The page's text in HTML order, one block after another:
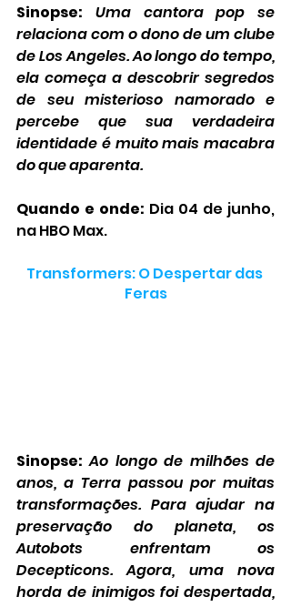
Sinopse:
Uma cantora pop se
relaciona com o dono de um clube
de Los Angeles. Ao longo do tempo,
ela começa a descobrir segredos
de seu misterioso namorado e
percebe que sua verdadeira
identidade é muito mais macabra
do que aparenta.
Quando e onde: Dia 04 de junho,
na HBO Max.
Transformers: O Despertar das
Feras
Sinopse: Ao longo de milhões de
anos, a Terra passou por muitas
transformações. Para ajudar na
preservação do planeta, os
Autobots enfrentam os
Decepticons. Agora, uma nova
horda de inimigos foi despertada,